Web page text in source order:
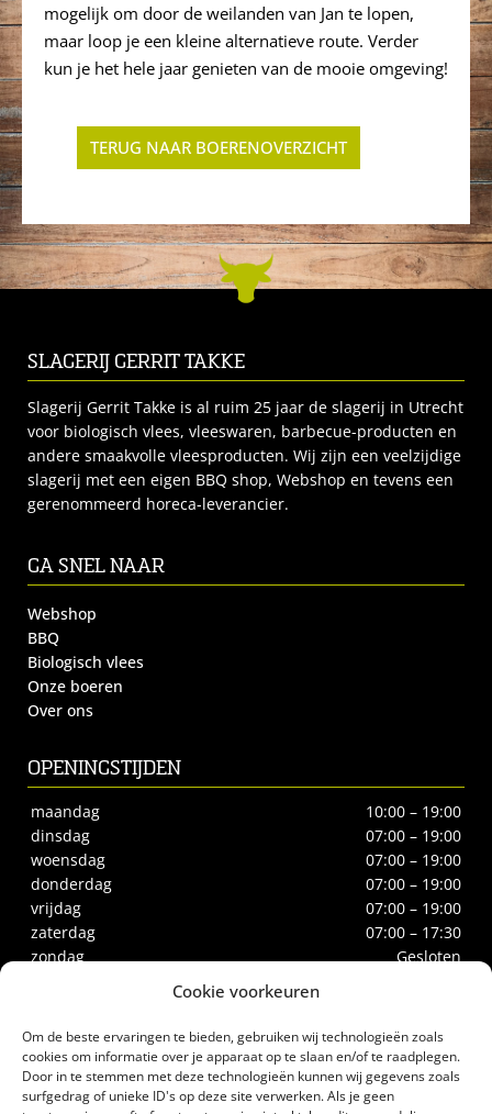
Cookie voorkeuren
Om de beste ervaringen te bieden, gebruiken wij technologieën zoals
cookies om informatie over je apparaat op te slaan en/of te raadplegen.
Door in te stemmen met deze technologieën kunnen wij gegevens zoals
surfgedrag of unieke ID's op deze site verwerken. Als je geen
mogelijk om door de weilanden van Jan te lopen,
maar loop je een kleine alternatieve route. Verder
kun je het hele jaar genieten van de mooie omgeving!
TERUG NAAR BOERENOVERZICHT
SLAGERIJ GERRIT TAKKE
Slagerij Gerrit Takke is al ruim 25 jaar de slagerij in Utrecht
voor biologisch vlees, vleeswaren, barbecue-producten en
andere smaakvolle vleesproducten. Wij zijn een veelzijdige
slagerij met een eigen BBQ shop, Webshop en tevens een
gerenommeerd horeca-leverancier.
GA SNEL NAAR
Webshop
BBQ
Biologisch vlees
Onze boeren
Over ons
OPENINGSTIJDEN
maandag
10:00 – 19:00
dinsdag
07:00 – 19:00
woensdag
07:00 – 19:00
donderdag
07:00 – 19:00
vrijdag
07:00 – 19:00
zaterdag
07:00 – 17:30
zondag
Gesloten
Biltstraat 66
3572BE Utrecht
Tel.030-2732186